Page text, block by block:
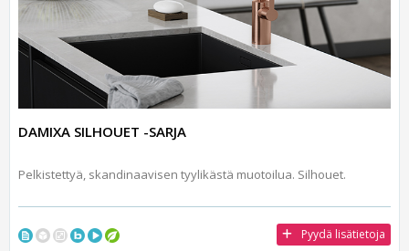
DAMIXA SILHOUET -SARJA
Pelkistettyä, skandinaavisen tyylikästä muotoilua. Silhouet.
Pyydä lisätietoja